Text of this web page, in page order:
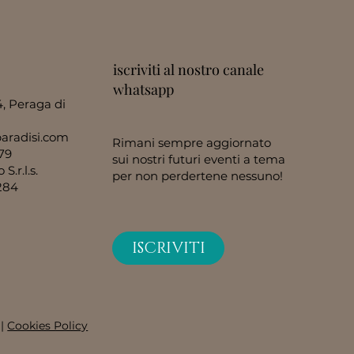
Peraga di
iscriviti al nostro canale
whatsapp
Rimani sempre aggiornato
sui nostri futuri eventi a tema
per non perdertene nessuno!
ISCRIVITI
Cookies Policy